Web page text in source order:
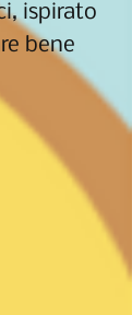
ispirato
bene